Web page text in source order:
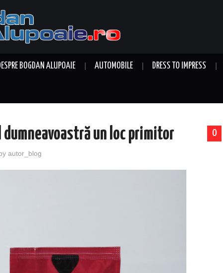
BOGDAN ALUPOAIE AUTOMOBILE DRESS TO IMPRESS
0
un loc primitor
autor_blog